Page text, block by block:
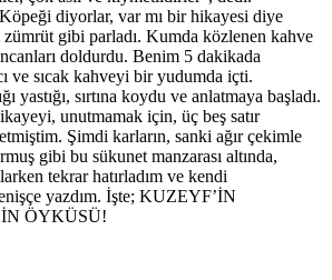
diyorlar, var mı bir hikayesi diye
gibi parladı. Kumda közlenen kahve
doldurdu. Benim 5 dakikada
ve sıcak kahveyi bir yudumda içti.
yastığı, sırtına koydu ve anlatmaya başladı.
unutmamak için, üç beş satır
Şimdi karların, sanki ağır çekimle
gibi bu sükunet manzarası altında,
tekrar hatırladım ve kendi
yazdım. İşte; KUZEYF’İN
ÖYKÜSÜ!